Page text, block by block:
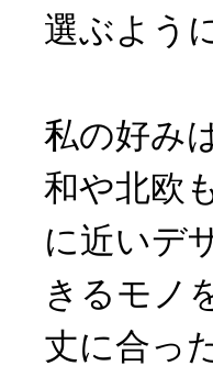
選ぶよう
私の好み
和や北欧
に近いデ
きるモノ
丈に合っ